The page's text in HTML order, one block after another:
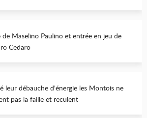
de Maselino Paulino et entrée en jeu de
Cedaro
leur débauche d'énergie les Montois ne
pas la faille et reculent